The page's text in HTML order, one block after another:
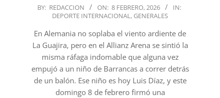
2026-
08
BY: REDACCION ON: 8 FEBRERO, 2026
IN:
DEPORTE INTERNACIONAL, GENERALES
En Alemania no soplaba el viento ardiente de
La Guajira, pero en el Allianz Arena se sintió la
misma ráfaga indomable que alguna vez
empujó a un niño de Barrancas a correr detrás
de un balón. Ese niño es hoy Luis Díaz, y este
domingo 8 de febrero firmó una